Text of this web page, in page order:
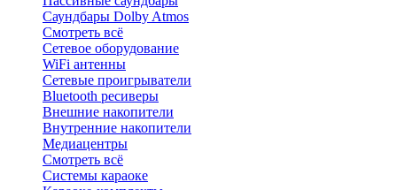
Саундбары Dolby Atmos
Смотреть всё
Сетевое оборудование
WiFi антенны
Сетевые проигрыватели
Bluetooth ресиверы
Внешние накопители
Внутренние накопители
Медиацентры
Смотреть всё
Системы караоке